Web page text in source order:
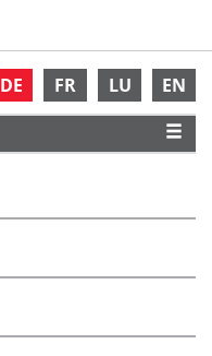
DE FR LU EN